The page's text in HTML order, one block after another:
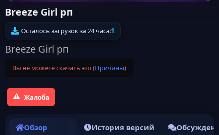
Breeze Girl рп
Осталось загрузок за 24 часа:1
Breeze Girl рп
Вы не можете скачать это (Причины)
Жалоба
Обзор История версий